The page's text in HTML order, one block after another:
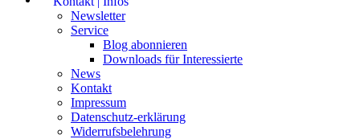
Newsletter
Service
Blog abonnieren
Downloads für Interessierte
News
Kontakt
Impressum
Datenschutz-erklärung
Widerrufsbelehrung